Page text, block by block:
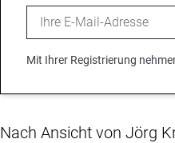
Email
Mit Ihrer Registrierung
Nach Ansicht von Jörg